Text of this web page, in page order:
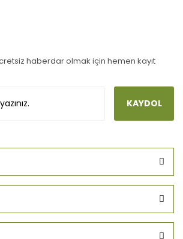
haberdar olmak için hemen kayıt
KAYDOL